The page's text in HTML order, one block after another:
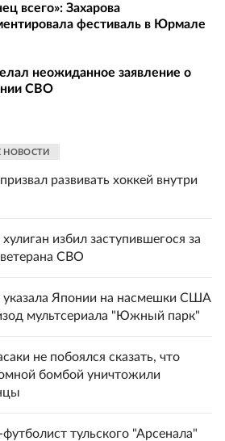
всего»: Захарова
фестиваль в Юрмале
неожиданное заявление о
СВО
развивать хоккей внутри
избил заступившегося за
СВО
указала Японии на насмешки США
мультсериала "Южный парк"
не побоялся сказать, что
бомбой уничтожили
тульского "Арсенала"